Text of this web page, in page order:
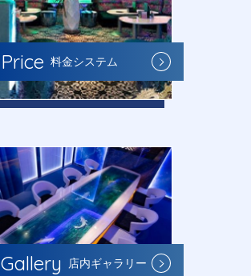
Price 料金システム
Gallery 店内ギャラリー